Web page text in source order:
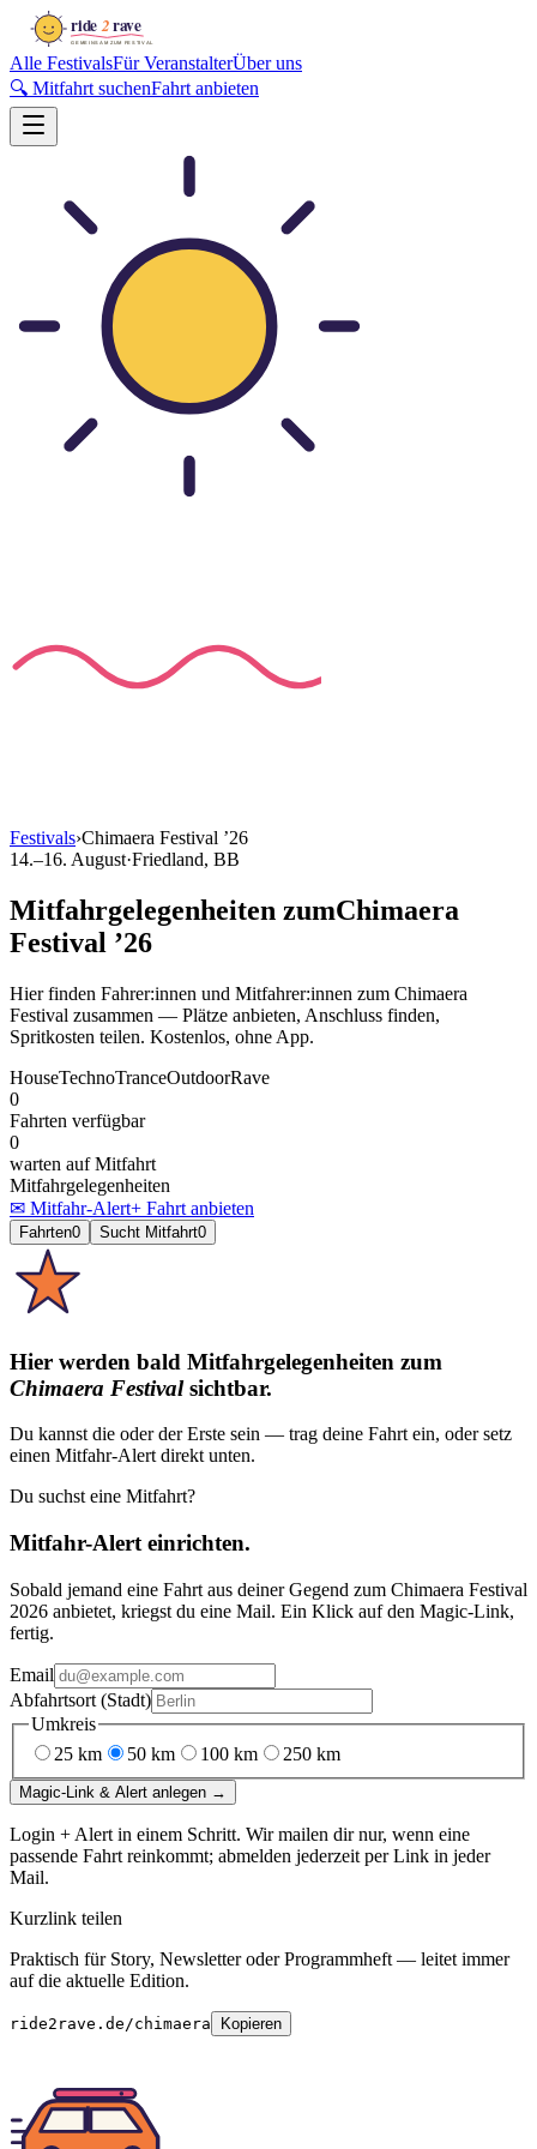
Alle FestivalsFür VeranstalterÜber uns
🔍 Mitfahrt suchenFahrt anbieten
Festivals›Chimaera Festival ’26
14.–16. August·Friedland, BB
Mitfahrgelegenheiten zumChimaera
Festival ’26
Hier finden Fahrer:innen und Mitfahrer:innen zum Chimaera
Festival zusammen — Plätze anbieten, Anschluss finden,
Spritkosten teilen. Kostenlos, ohne App.
HouseTechnoTranceOutdoorRave
0
Fahrten verfügbar
0
warten auf Mitfahrt
Mitfahrgelegenheiten
✉ Mitfahr-Alert+ Fahrt anbieten
Fahrten0 Sucht Mitfahrt0
Hier werden bald Mitfahrgelegenheiten zum
Chimaera Festival sichtbar.
Du kannst die oder der Erste sein — trag deine Fahrt ein, oder setz
einen Mitfahr-Alert direkt unten.
Du suchst eine Mitfahrt?
Mitfahr-Alert einrichten.
Sobald jemand eine Fahrt aus deiner Gegend zum Chimaera Festival
2026 anbietet, kriegst du eine Mail. Ein Klick auf den Magic-Link,
fertig.
Email
Abfahrtsort (Stadt)
Umkreis
25 km 50 km 100 km 250 km
Magic-Link & Alert anlegen →
Login + Alert in einem Schritt. Wir mailen dir nur, wenn eine
passende Fahrt reinkommt; abmelden jederzeit per Link in jeder
Mail.
Kurzlink teilen
Praktisch für Story, Newsletter oder Programmheft — leitet immer
auf die aktuelle Edition.
ride2rave.de/chimaera Kopieren